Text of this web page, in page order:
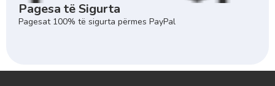
Pagesa të Sigurta
Pagesat 100% të sigurta përmes PayPal